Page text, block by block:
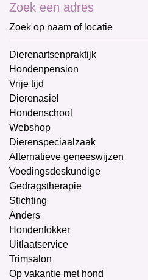
Zoek een adres
Zoek op naam of locatie
Dierenartsenpraktijk
Hondenpension
Vrije tijd
Dierenasiel
Hondenschool
Webshop
Dierenspeciaalzaak
Alternatieve geneeswijzen
Voedingsdeskundige
Gedragstherapie
Stichting
Anders
Hondenfokker
Uitlaatservice
Trimsalon
Op vakantie met hond